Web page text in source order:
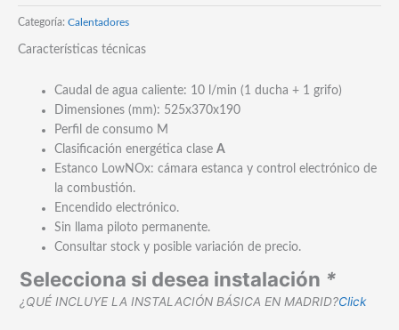
Categoría: Calentadores
Características técnicas
Caudal de agua caliente: 10 l/min (1 ducha + 1 grifo)
Dimensiones (mm): 525x370x190
Perfil de consumo M
Clasificación energética claseA
Estanco LowNOx: cámara estanca y control electrónico de
la combustión.
Encendido electrónico.
Sin llama piloto permanente.
Consultar stock y posible variación de precio.
Selecciona si desea instalación *
¿QUÉ INCLUYE LA INSTALACIÓN BÁSICA EN MADRID?Click